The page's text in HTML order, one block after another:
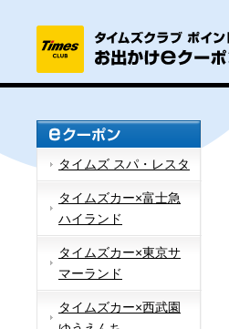
タイムズ スパ・レスタ
タイムズカー×富士急
ハイランド
タイムズカー×東京サ
マーランド
タイムズカー×西武園